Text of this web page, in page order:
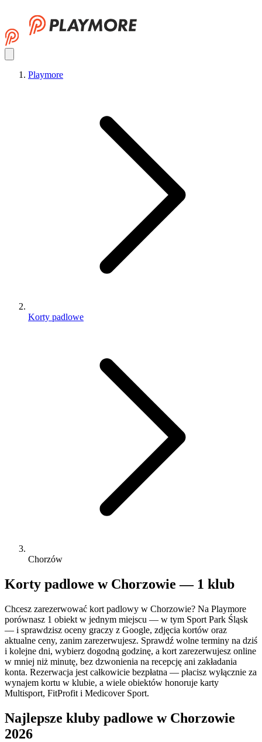
Playmore
Korty padlowe
Chorzów
Korty padlowe w Chorzowie — 1 klub
Chcesz zarezerwować kort padlowy w Chorzowie? Na Playmore
porównasz 1 obiekt w jednym miejscu — w tym Sport Park Śląsk
— i sprawdzisz oceny graczy z Google, zdjęcia kortów oraz
aktualne ceny, zanim zarezerwujesz. Sprawdź wolne terminy na dziś
i kolejne dni, wybierz dogodną godzinę, a kort zarezerwujesz online
w mniej niż minutę, bez dzwonienia na recepcję ani zakładania
konta. Rezerwacja jest całkowicie bezpłatna — płacisz wyłącznie za
wynajem kortu w klubie, a wiele obiektów honoruje karty
Multisport, FitProfit i Medicover Sport.
Najlepsze kluby padlowe w Chorzowie
2026